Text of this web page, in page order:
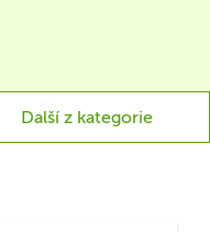
Další z kategorie